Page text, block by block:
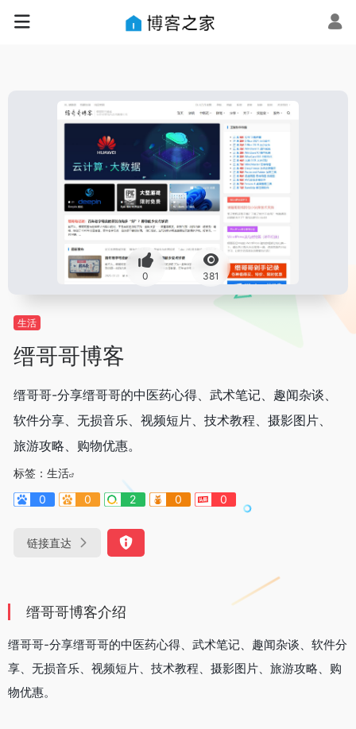
0 381
生活
缙哥哥博客
缙哥哥-分享缙哥哥的中医药心得、武术笔记、趣闻杂谈、
软件分享、无损音乐、视频短片、技术教程、摄影图片、
旅游攻略、购物优惠。
标签： 生活
0
0 2 0 0
链接直达
缙哥哥博客介绍
缙哥哥-分享缙哥哥的中医药心得、武术笔记、趣闻杂谈、软件分
享、无损音乐、视频短片、技术教程、摄影图片、旅游攻略、购
物优惠。